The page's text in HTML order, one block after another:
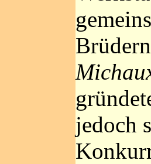
jedoch